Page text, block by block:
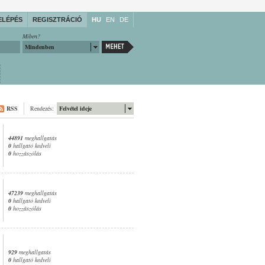
REGISZTRÁCIÓ HU EN DE
Miben?
Mindenben
Felvétel ideje
Rendezés:
RSS
44891 meghallgatás
0 hallgató kedveli
0 hozzászólás
47239 meghallgatás
0 hallgató kedveli
0 hozzászólás
929 meghallgatás
0 hallgató kedveli